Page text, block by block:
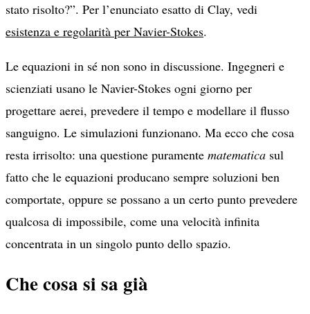
stato risolto?”. Per l’enunciato esatto di Clay, vedi
esistenza e regolarità per Navier-Stokes.
Le equazioni in sé non sono in discussione. Ingegneri e
scienziati usano le Navier-Stokes ogni giorno per
progettare aerei, prevedere il tempo e modellare il flusso
sanguigno. Le simulazioni funzionano. Ma ecco che cosa
resta irrisolto: una questione puramente matematica sul
fatto che le equazioni producano sempre soluzioni ben
comportate, oppure se possano a un certo punto prevedere
qualcosa di impossibile, come una velocità infinita
concentrata in un singolo punto dello spazio.
Che cosa si sa già